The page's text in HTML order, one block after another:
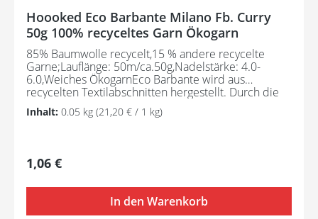
Hoooked Eco Barbante Milano Fb. Curry
50g 100% recyceltes Garn Ökogarn
85% Baumwolle recycelt,15 % andere recycelte
Garne;Lauflänge: 50m/ca.50g,Nadelstärke: 4.0-
6.0,Weiches ÖkogarnEco Barbante wird aus
recycelten Textilabschnitten hergestellt. Durch die
Zusammensetzung ist dieses Öko-Garn schön weich
und ideal für kleinere Handarbeitsprojekte wie
Inhalt: 0.05 kg (21,20 € / 1 kg)
Regulärer Preis:
1,06 €
In den Warenkorb